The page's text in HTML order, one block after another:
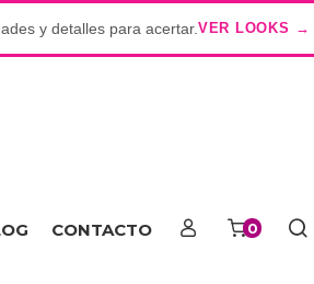
y detalles para acertar. VER LOOKS →
CONTACTO 0